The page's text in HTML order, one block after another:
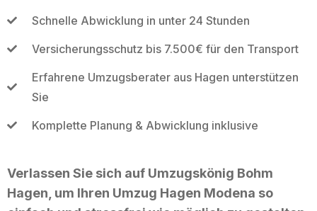
Schnelle Abwicklung in unter 24 Stunden
Versicherungsschutz bis 7.500€ für den Transport
Erfahrene Umzugsberater aus Hagen unterstützen
Sie
Komplette Planung & Abwicklung inklusive
Verlassen Sie sich auf Umzugskönig Bohm
Hagen, um Ihren Umzug Hagen Modena so